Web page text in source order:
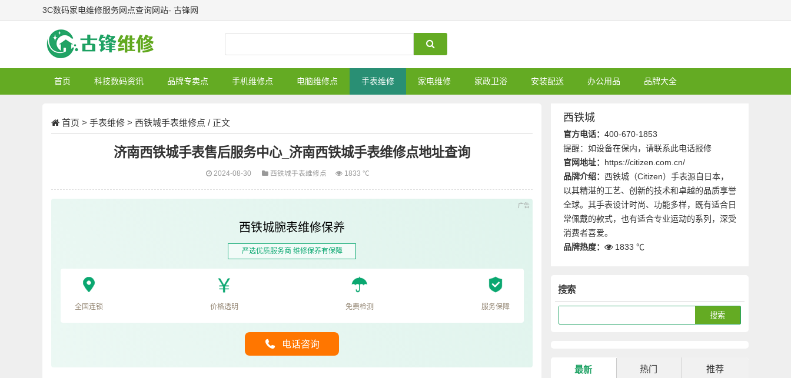
3C数码家电维修服务网点查询网站- 古锋网
首页 科技数码资讯 品牌专卖点 手机维修点 电脑维修点 手表维修 家电维修 家政卫浴 安装配送 办公用品 品牌大全
首页 > 手表维修 > 西铁城手表维修点 / 正文
济南西铁城手表售后服务中心_济南西铁城手表维修点地址查询
2024-08-30 西铁城手表维修点 1833 ℃
西铁城腕表维修保养
严选优质服务商 维修保养有保障
全国连锁 价格透明 免费检测 服务保障
电话咨询
西铁城
官方电话： 400-670-1853
提醒：如设备在保内，请联系此电话报修
官网地址： https://citizen.com.cn/
品牌介绍： 西铁城（Citizen）手表源自日本，
以其精湛的工艺、创新的技术和卓越的品质享誉
全球。其手表设计时尚、功能多样，既有适合日
常佩戴的款式，也有适合专业运动的系列，深受
消费者喜爱。
品牌热度：
1833 ℃
搜索
最新 热门 推荐